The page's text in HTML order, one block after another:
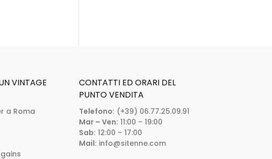
VINTAGE
a Roma
CONTATTI ED ORARI DEL
PUNTO VENDITA
Telefono: (+39) 06.77.25.09.91
Mar – Ven: 11:00 – 19:00
Sab: 12:00 – 17:00
Mail: info@sitenne.com